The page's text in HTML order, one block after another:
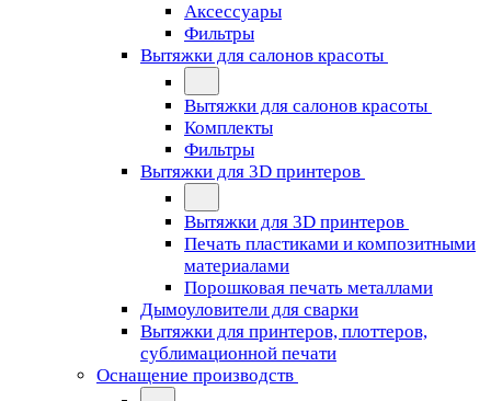
Аксессуары
Фильтры
Вытяжки для салонов красоты
Вытяжки для салонов красоты
Комплекты
Фильтры
Вытяжки для 3D принтеров
Вытяжки для 3D принтеров
Печать пластиками и композитными
материалами
Порошковая печать металлами
Дымоуловители для сварки
Вытяжки для принтеров, плоттеров,
сублимационной печати
Оснащение производств